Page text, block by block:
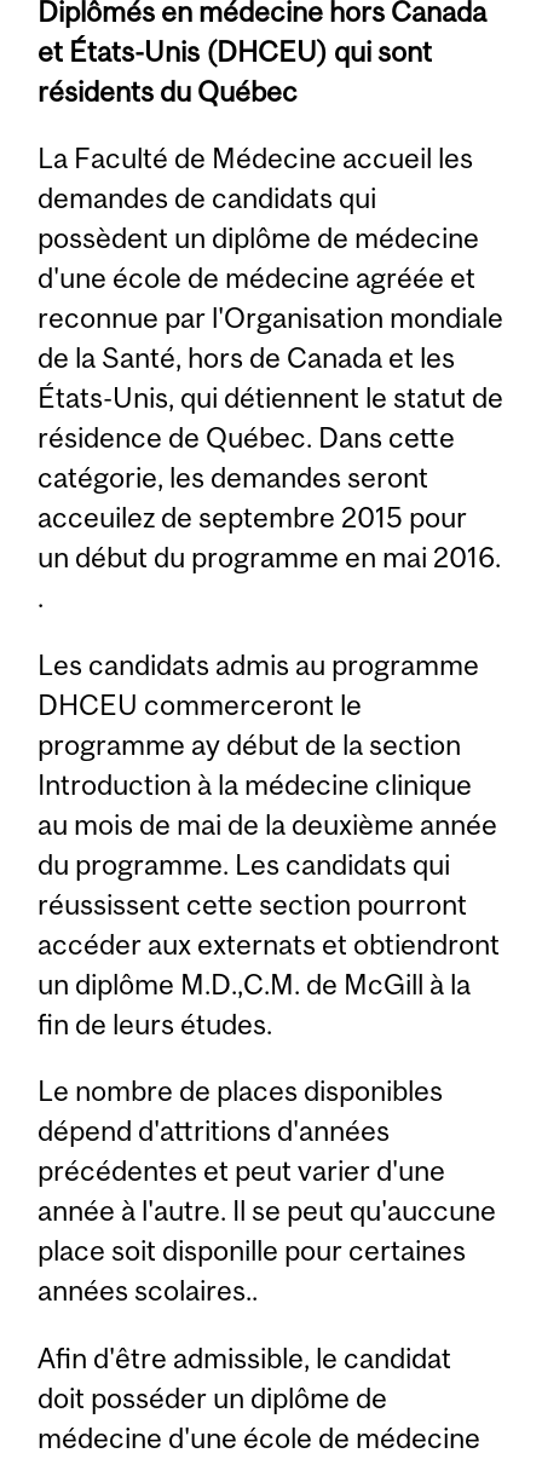
Diplômés en médecine hors Canada
et États-Unis (DHCEU) qui sont
résidents du Québec
La Faculté de Médecine accueil les
demandes de candidats qui
possèdent un diplôme de médecine
d'une école de médecine agréée et
reconnue par l'Organisation mondiale
de la Santé, hors de Canada et les
États-Unis, qui détiennent le statut de
résidence de Québec. Dans cette
catégorie, les demandes seront
acceuilez de septembre 2015 pour
un début du programme en mai 2016.
.
Les candidats admis au programme
DHCEU commerceront le
programme ay début de la section
Introduction à la médecine clinique
au mois de mai de la deuxième année
du programme. Les candidats qui
réussissent cette section pourront
accéder aux externats et obtiendront
un diplôme M.D.,C.M. de McGill à la
fin de leurs études.
Le nombre de places disponibles
dépend d'attritions d'années
précédentes et peut varier d'une
année à l'autre. Il se peut qu'auccune
place soit disponille pour certaines
années scolaires..
Afin d'être admissible, le candidat
doit posséder un diplôme de
médecine d'une école de médecine